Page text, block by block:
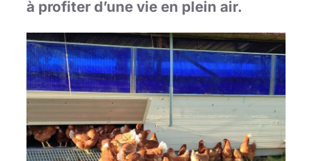
à profiter d’une vie en plein air.